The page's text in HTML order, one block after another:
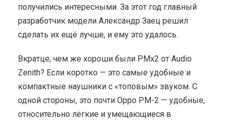
получились интересными. За этот год главный
разработчик модели Александр Заец решил
сделать их ещё лучше, и ему это удалось.
Вкратце, чем же хороши были PMx2 от Audio
Zenith? Если коротко — это самые удобные и
компактные наушники с «топовым» звуком. С
одной стороны, это почти Oppo PM-2 — удобные,
относительно лёгкие и умещающиеся в